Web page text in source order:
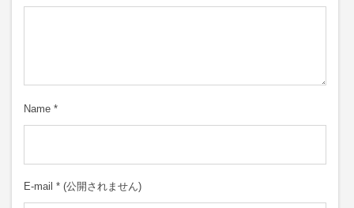
Name *
E-mail * (公開されません)